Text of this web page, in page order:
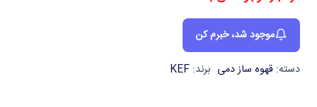
موجود شد، خبرم کن
دسته: قهوه ساز دمی برند: KEF